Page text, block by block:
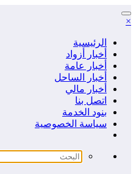
التجاوز
إلى
×
الرئيسية
أخبار أزواد
أخبار عامة
أخبار الساحل
أخبار مالي
اتصل بنا
بنود الخدمة
سياسة الخصوصية